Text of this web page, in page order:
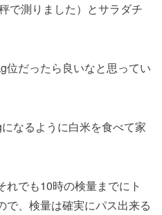
で測りました）とサラダチ
位だったら良いなと思ってい
なるように白米を食べて家
れでも10時の検量までにト
で、検量は確実にパス出来る